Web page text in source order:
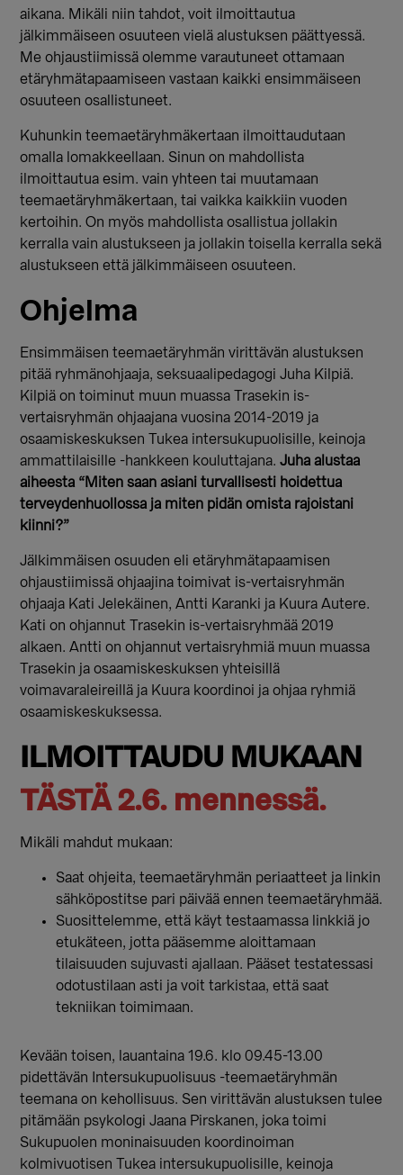
aikana. Mikäli niin tahdot, voit ilmoittautua
jälkimmäiseen osuuteen vielä alustuksen päättyessä.
Me ohjaustiimissä olemme varautuneet ottamaan
etäryhmätapaamiseen vastaan kaikki ensimmäiseen
osuuteen osallistuneet.
Kuhunkin teemaetäryhmäkertaan ilmoittaudutaan
omalla lomakkeellaan. Sinun on mahdollista
ilmoittautua esim. vain yhteen tai muutamaan
teemaetäryhmäkertaan, tai vaikka kaikkiin vuoden
kertoihin. On myös mahdollista osallistua jollakin
kerralla vain alustukseen ja jollakin toisella kerralla sekä
alustukseen että jälkimmäiseen osuuteen.
Ohjelma
Ensimmäisen teemaetäryhmän virittävän alustuksen
pitää ryhmänohjaaja, seksuaalipedagogi Juha Kilpiä.
Kilpiä on toiminut muun muassa Trasekin is-
vertaisryhmän ohjaajana vuosina 2014-2019 ja
osaamiskeskuksen Tukea intersukupuolisille, keinoja
ammattilaisille -hankkeen kouluttajana.Juha alustaa
aiheesta “Miten saan asiani turvallisesti hoidettua
terveydenhuollossa ja miten pidän omista rajoistani
kiinni?”
Jälkimmäisen osuuden eli etäryhmätapaamisen
ohjaustiimissä ohjaajina toimivat is-vertaisryhmän
ohjaaja Kati Jelekäinen, Antti Karanki ja Kuura Autere.
Kati on ohjannut Trasekin is-vertaisryhmää 2019
alkaen. Antti on ohjannut vertaisryhmiä muun muassa
Trasekin ja osaamiskeskuksen yhteisillä
voimavaraleireillä ja Kuura koordinoi ja ohjaa ryhmiä
osaamiskeskuksessa.
ILMOITTAUDU MUKAAN
TÄSTÄ 2.6. mennessä.
Mikäli mahdut mukaan:
Saat ohjeita, teemaetäryhmän periaatteet ja linkin
sähköpostitse pari päivää ennen teemaetäryhmää.
Suosittelemme, että käyt testaamassa linkkiä jo
etukäteen, jotta pääsemme aloittamaan
tilaisuuden sujuvasti ajallaan. Pääset testatessasi
odotustilaan asti ja voit tarkistaa, että saat
tekniikan toimimaan.
Kevään toisen, lauantaina 19.6. klo 09.45-13.00
pidettävän Intersukupuolisuus -teemaetäryhmän
teemana on kehollisuus. Sen virittävän alustuksen tulee
pitämään psykologi Jaana Pirskanen, joka toimi
Sukupuolen moninaisuuden koordinoiman
kolmivuotisen Tukea intersukupuolisille, keinoja